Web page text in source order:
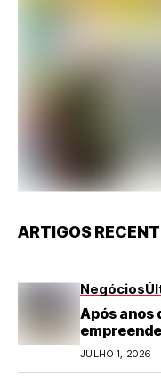
ARTIGOS
Negócios
Após anos
turismo
JULHO 1, 2026